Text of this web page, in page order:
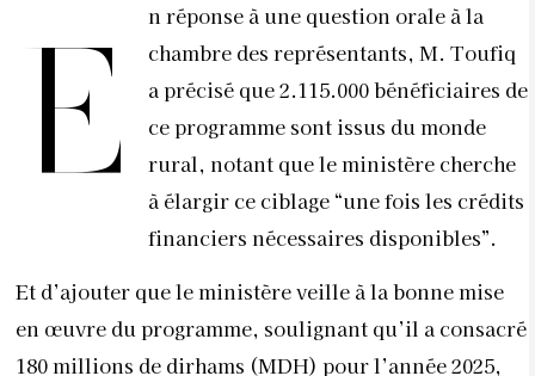
E
n réponse à une question orale à la
chambre des représentants, M. Toufiq
a précisé que 2.115.000 bénéficiaires de
ce programme sont issus du monde
rural, notant que le ministère cherche
à élargir ce ciblage “une fois les crédits
financiers nécessaires disponibles”.
Et d’ajouter que le ministère veille à la bonne mise
en œuvre du programme, soulignant qu’il a consacré
180 millions de dirhams (MDH) pour l’année 2025,